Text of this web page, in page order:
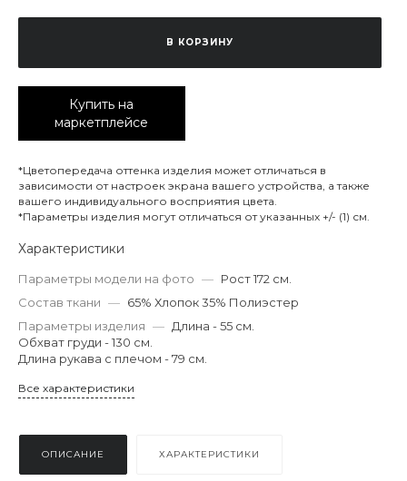
В КОРЗИНУ
Купить на
маркетплейсе
*Цветопередача оттенка изделия может отличаться в
зависимости от настроек экрана вашего устройства, а также
вашего индивидуального восприятия цвета.
*Параметры изделия могут отличаться от указанных +/- (1) см.
Характеристики
Параметры модели на фото — Рост 172 см.
Состав ткани — 65% Хлопок 35% Полиэстер
Параметры изделия — Длина - 55 см.
Обхват груди - 130 см.
Длина рукава с плечом - 79 см.
Все характеристики
ОПИСАНИЕ ХАРАКТЕРИСТИКИ